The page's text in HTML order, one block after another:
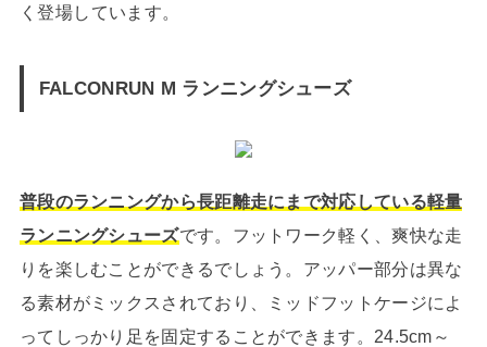
く登場しています。
FALCONRUN M ランニングシューズ
普段のランニングから長距離走にまで対応している軽量
ランニングシューズです。フットワーク軽く、爽快な走
りを楽しむことができるでしょう。アッパー部分は異な
る素材がミックスされており、ミッドフットケージによ
ってしっかり足を固定することができます。24.5cm～